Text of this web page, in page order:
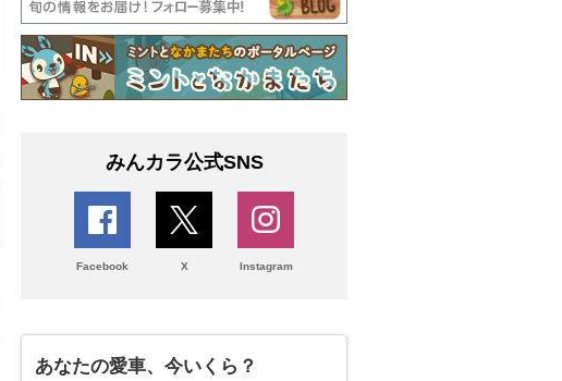
みんカラ公式SNS
Facebook X Instagram
あなたの愛車、今いくら？